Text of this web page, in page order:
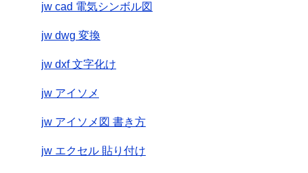
jw cad 電気シンボル図
jw dwg 変換
jw dxf 文字化け
jw アイソメ
jw アイソメ図 書き方
jw エクセル 貼り付け